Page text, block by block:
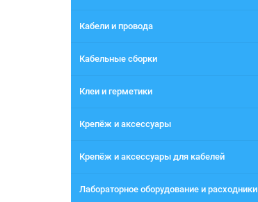
Кабели и провода
Кабельные сборки
Клеи и герметики
Крепёж и аксессуары
Крепёж и аксессуары для кабелей
Лабораторное оборудование и расходники